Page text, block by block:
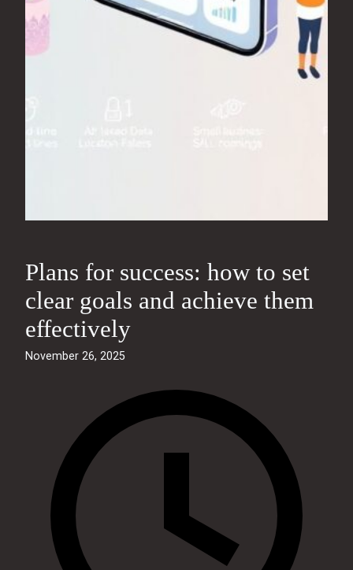
Plans for success: how to set
clear goals and achieve them
effectively
November 26, 2025